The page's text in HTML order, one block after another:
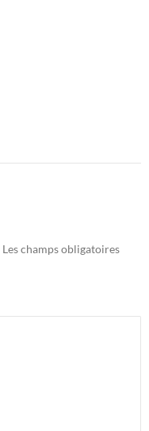
Les champs obligatoires